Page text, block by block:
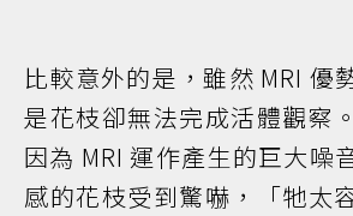
比較意外的是，雖然 MRI 優
是花枝卻無法完成活體觀察
因為 MRI 運作產生的巨大噪
感的花枝受到驚嚇，「牠太